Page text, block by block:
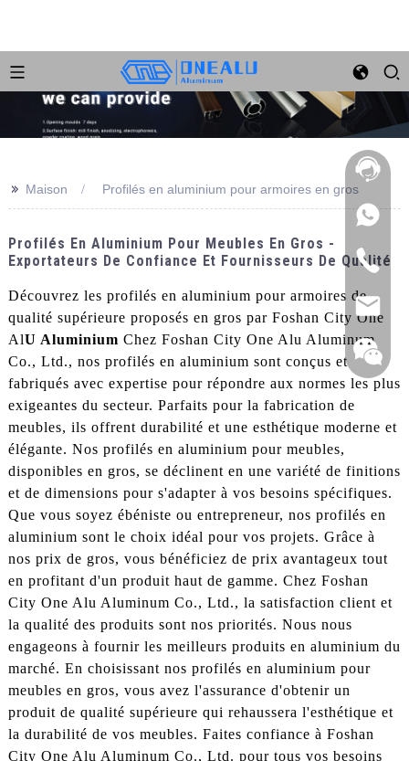
>> Maison Profilés en aluminium pour armoires en gros
Profilés En Aluminium Pour Meubles En Gros -
Exportateurs De Confiance Et Fournisseurs De Qualité
Découvrez les profilés en aluminium pour armoires de
qualité supérieure proposés en gros par Foshan City One
AlU Aluminium Chez Foshan City One Alu Aluminum
Co., Ltd., nos profilés en aluminium sont conçus et
fabriqués avec expertise pour répondre aux normes les plus
exigeantes du secteur. Parfaits pour la fabrication de
meubles, ils offrent durabilité et une esthétique moderne et
élégante. Nos profilés en aluminium pour meubles,
disponibles en gros, se déclinent en une variété de finitions
et de dimensions pour s'adapter à vos besoins spécifiques.
Que vous soyez ébéniste ou entrepreneur, nos profilés en
aluminium sont le choix idéal pour vos projets. Grâce à
nos prix de gros, vous bénéficiez de prix avantageux tout
en profitant d'un produit haut de gamme. Chez Foshan
City One Alu Aluminum Co., Ltd., la satisfaction client et
la qualité des produits sont nos priorités. Nous nous
engageons à fournir les meilleurs produits en aluminium du
marché. En choisissant nos profilés en aluminium pour
meubles en gros, vous avez l'assurance d'obtenir un
produit de qualité supérieure qui rehaussera l'esthétique et
la durabilité de vos meubles. Faites confiance à Foshan
City One Alu Aluminum Co., Ltd. pour tous vos besoins